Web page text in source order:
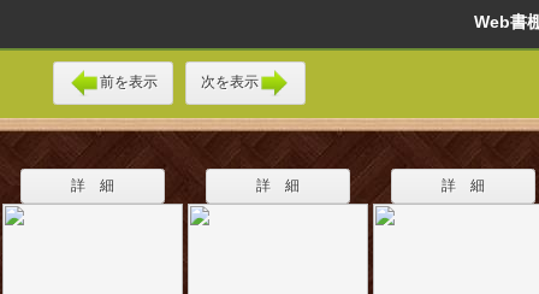
Web
前を表示 次を表示
詳 細 詳 細 詳 細